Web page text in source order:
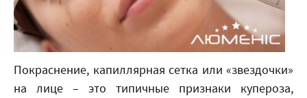
Покраснение, капиллярная сетка или «звездочки»
на лице – это типичные признаки купероза,